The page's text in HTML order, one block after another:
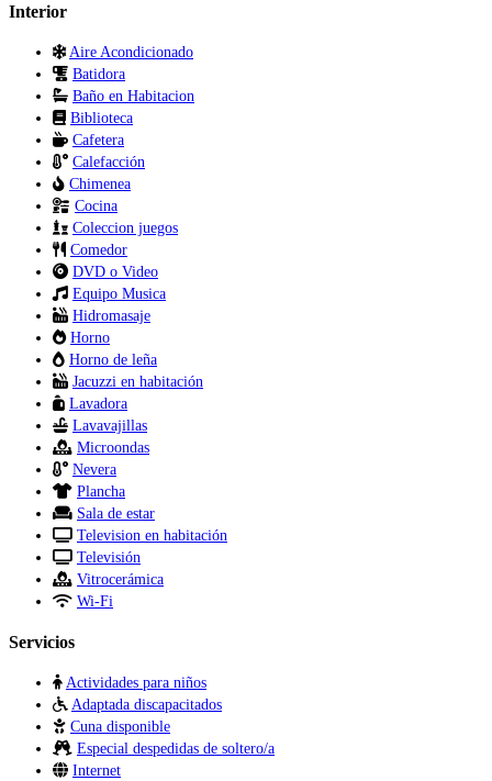
Interior
Aire Acondicionado
Batidora
Baño en Habitacion
Biblioteca
Cafetera
Calefacción
Chimenea
Cocina
Coleccion juegos
Comedor
DVD o Video
Equipo Musica
Hidromasaje
Horno
Horno de leña
Jacuzzi en habitación
Lavadora
Lavavajillas
Microondas
Nevera
Plancha
Sala de estar
Television en habitación
Televisión
Vitrocerámica
Wi-Fi
Servicios
Actividades para niños
Adaptada discapacitados
Cuna disponible
Especial despedidas de soltero/a
Internet